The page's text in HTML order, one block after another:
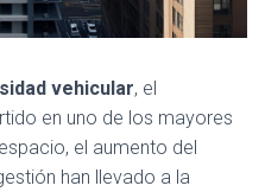
vehicular, el
en uno de los mayores
el aumento del
han llevado a la